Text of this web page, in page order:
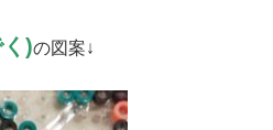
)の図案↓